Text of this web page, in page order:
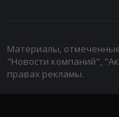
Материалы,
"Новости компаний",
правах рекламы.